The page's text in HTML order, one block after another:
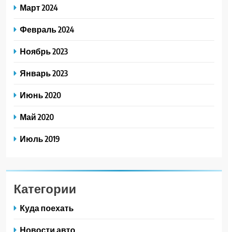
Март 2024
Февраль 2024
Ноябрь 2023
Январь 2023
Июнь 2020
Май 2020
Июль 2019
Категории
Куда поехать
Новости авто